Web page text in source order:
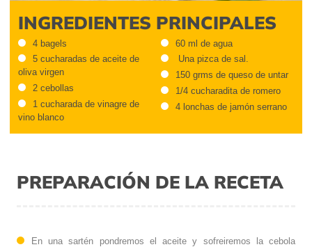
INGREDIENTES PRINCIPALES
4 bagels
5 cucharadas de aceite de
oliva virgen
2 cebollas
1 cucharada de vinagre de
vino blanco
60 ml de agua
Una pizca de sal.
150 grms de queso de untar
1/4 cucharadita de romero
4 lonchas de jamón serrano
PREPARACIÓN DE LA RECETA
En una sartén pondremos el aceite y sofreiremos la cebola